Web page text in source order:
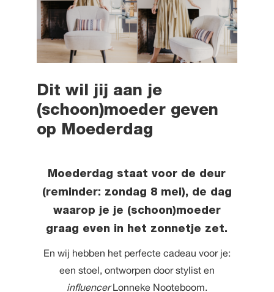
Dit wil jij aan je
(schoon)moeder geven
op Moederdag
Moederdag staat voor de deur
(reminder: zondag 8 mei), de dag
waarop je je (schoon)moeder
graag even in het zonnetje zet.
En wij hebben het perfecte cadeau voor je:
een stoel, ontworpen door stylist en
influencerLonneke Nooteboom.